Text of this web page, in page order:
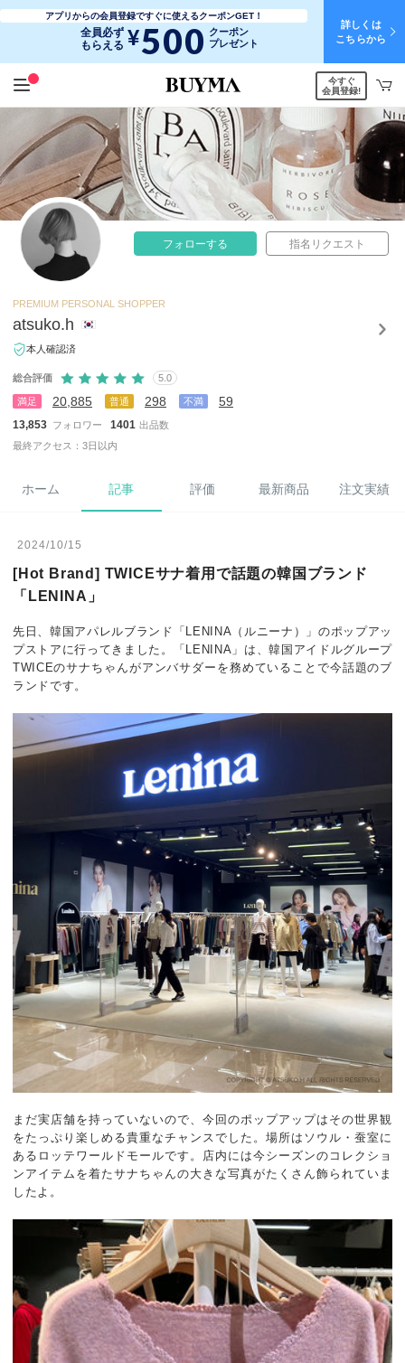
アプリからの会員登録ですぐに使えるクーポンGET！
全員必ず
もらえる ¥500 クーポン
プレゼント
詳しくは
こちらから
今すぐ
会員登録!
フォローする 指名リクエスト
PREMIUM PERSONAL SHOPPER
atsuko.h
本人確認済
総合評価 5.0
満足 20,885 普通 298 不満 59
13,853 フォロワー 1401 出品数
最終アクセス：3日以内
ホーム 記事 評価 最新商品 注文実績
2024/10/15
[Hot Brand] TWICEサナ着用で話題の韓国ブランド
「LENINA」
先日、韓国アパレルブランド「LENINA（ルニーナ）」のポップアッ
プストアに行ってきました。「LENINA」は、韓国アイドルグループ
TWICEのサナちゃんがアンバサダーを務めていることで今話題のブ
ランドです。
まだ実店舗を持っていないので、今回のポップアップはその世界観
をたっぷり楽しめる貴重なチャンスでした。場所はソウル・蚕室に
あるロッテワールドモールです。店内には今シーズンのコレクショ
ンアイテムを着たサナちゃんの大きな写真がたくさん飾られていま
したよ。